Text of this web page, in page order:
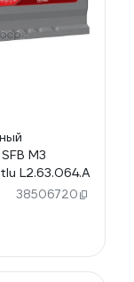
M3
L2.63.064.A
38506720